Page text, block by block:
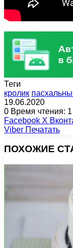
Теги
кролик
19.06.2020
0 Время чтения:
Facebook X
Viber Печатать
ПОХОЖИЕ